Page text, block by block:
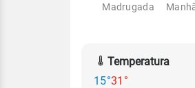
Madrugada
Temperatura
15°31°